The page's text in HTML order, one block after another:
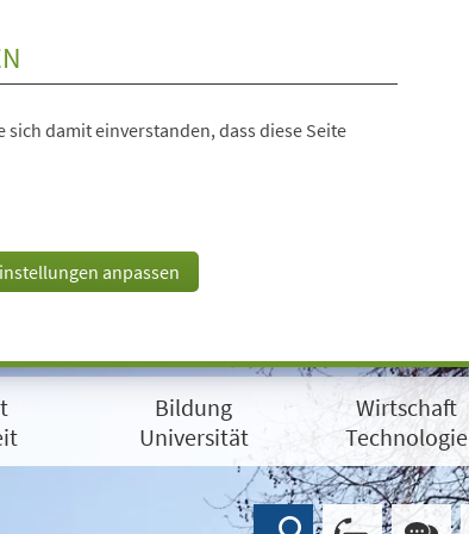
damit einverstanden, dass diese Seite
anpassen
Bildung
Universität
Wirtschaft
Technologie